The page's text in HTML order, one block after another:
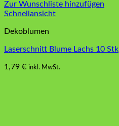
Zur Wunschliste hinzufügen
Schnellansicht
Dekoblumen
Laserschnitt Blume Lachs 10 Stk
1,79 € inkl. MwSt.